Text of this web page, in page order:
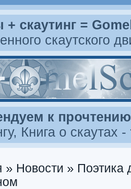
+ скаутинг =
скаутского
к прочтению
, Книга о скаутах -
» Новости » Поэтика